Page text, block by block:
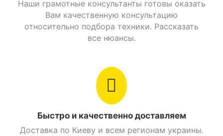
неровностям или ямам.
Сигнализация Есть
Состояние Новый
асфальт/город
Тип приборной панели Цифровой дисплей
Наши грамотные консультанты готовы оказать
Вам качественную консультацию
относительно подбора техники. Рассказать
все нюансы.
Быстро и качественно доставляем
Доставка по Киеву и всем регионам украины.